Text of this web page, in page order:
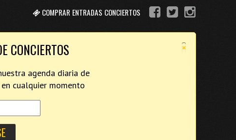
COMPRAR ENTRADAS CONCIERTOS
×
CONCIERTOS
agenda diaria de
cualquier momento